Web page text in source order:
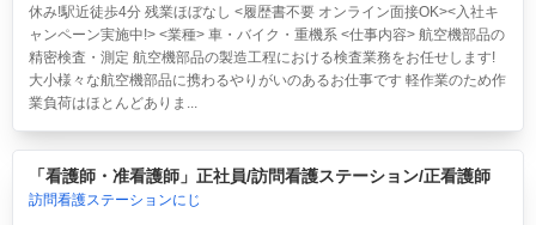
休み!駅近徒歩4分 残業ほぼなし <履歴書不要 オンライン面接OK><入社キ
ャンペーン実施中!> <業種> 車・バイク・重機系 <仕事内容> 航空機部品の
精密検査・測定 航空機部品の製造工程における検査業務をお任せします!
大小様々な航空機部品に携わるやりがいのあるお仕事です 軽作業のため作
業負荷はほとんどありま...
「看護師・准看護師」正社員/訪問看護ステーション/正看護師
訪問看護ステーションにじ